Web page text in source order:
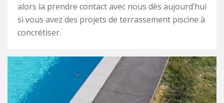
alors la prendre contact avec nous dès aujourd’hui
si vous avez des projets de terrassement piscine à
concrétiser.